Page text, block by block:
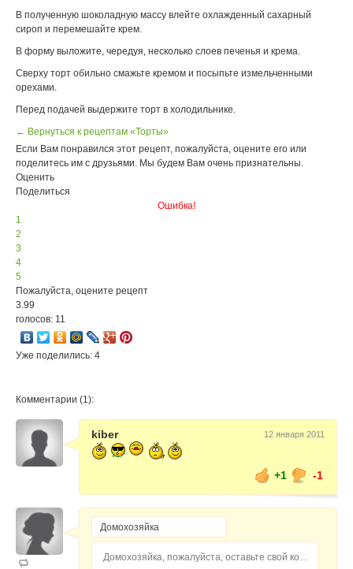
В полученную шоколадную массу влейте охлажденный сахарный
сироп и перемешайте крем.
В форму выложите, чередуя, несколько слоев печенья и крема.
Сверху торт обильно смажьте кремом и посыпьте измельченными
орехами.
Перед подачей выдержите торт в холодильнике.
← Вернуться к рецептам «Торты»
Если Вам понравился этот рецепт, пожалуйста, оцените его или
поделитесь им с друзьями. Мы будем Вам очень признательны.
Оценить
Поделиться
Ошибка!
1
2
3
4
5
Пожалуйста, оцените рецепт
3.99
голосов: 11
Уже поделились: 4
Комментарии (1):
kiber 12 января 2011
+1 -1
Домохозяйка, пожалуйста, оставьте свой комментарий...